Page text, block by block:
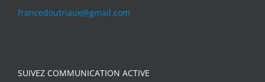
francedoutriaux@gmail.com
SUIVEZ COMMUNICATION ACTIVE